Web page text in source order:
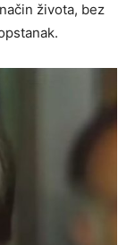
života, bez